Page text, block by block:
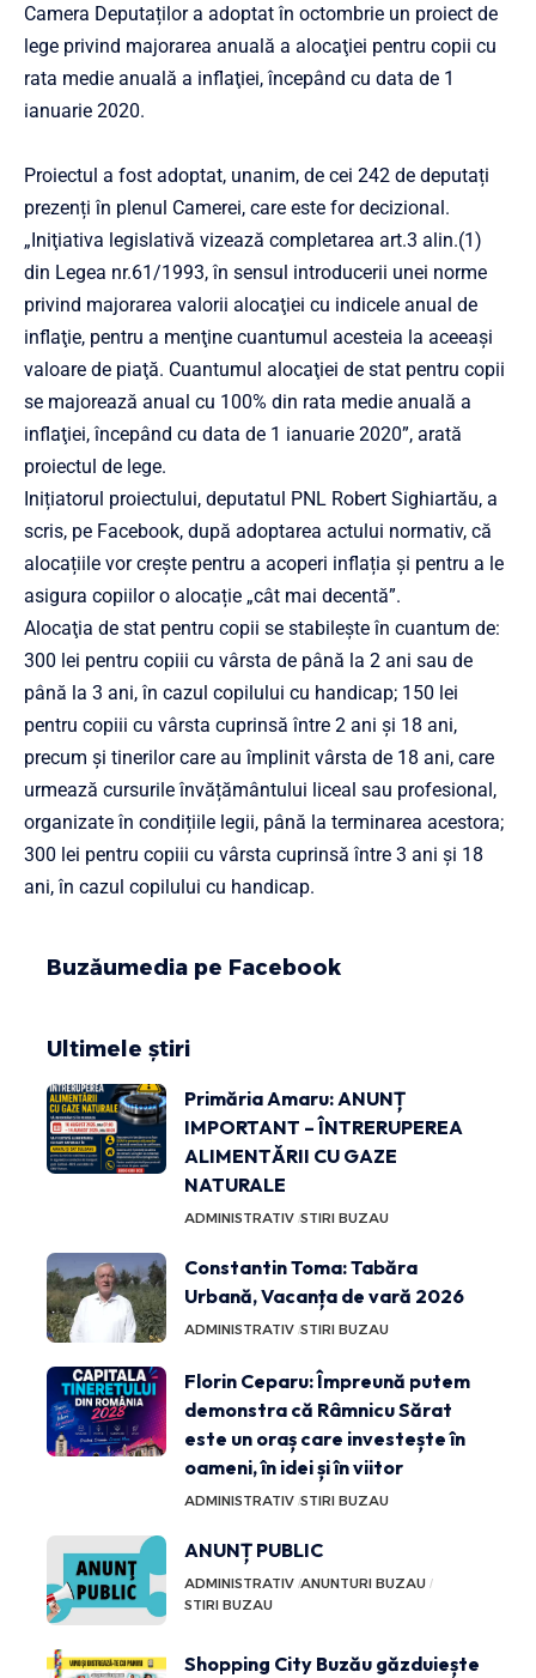
Camera Deputaților a adoptat în octombrie un proiect de
lege privind majorarea anuală a alocaţiei pentru copii cu
rata medie anuală a inflaţiei, începând cu data de 1
ianuarie 2020.
Proiectul a fost adoptat, unanim, de cei 242 de deputați
prezenți în plenul Camerei, care este for decizional.
„Iniţiativa legislativă vizează completarea art.3 alin.(1)
din Legea nr.61/1993, în sensul introducerii unei norme
privind majorarea valorii alocaţiei cu indicele anual de
inflaţie, pentru a menţine cuantumul acesteia la aceeaşi
valoare de piaţă. Cuantumul alocaţiei de stat pentru copii
se majorează anual cu 100% din rata medie anuală a
inflaţiei, începând cu data de 1 ianuarie 2020”, arată
proiectul de lege.
Inițiatorul proiectului, deputatul PNL Robert Sighiartău, a
scris, pe Facebook, după adoptarea actului normativ, că
alocațiile vor crește pentru a acoperi inflația și pentru a le
asigura copiilor o alocație „cât mai decentă”.
Alocaţia de stat pentru copii se stabileşte în cuantum de:
300 lei pentru copiii cu vârsta de până la 2 ani sau de
până la 3 ani, în cazul copilului cu handicap; 150 lei
pentru copiii cu vârsta cuprinsă între 2 ani şi 18 ani,
precum şi tinerilor care au împlinit vârsta de 18 ani, care
urmează cursurile învățământului liceal sau profesional,
organizate în condițiile legii, până la terminarea acestora;
300 lei pentru copiii cu vârsta cuprinsă între 3 ani şi 18
ani, în cazul copilului cu handicap.
Buzăumedia pe Facebook
Ultimele știri
Primăria Amaru: ANUNȚ
IMPORTANT – ÎNTRERUPEREA
ALIMENTĂRII CU GAZE
NATURALE
ADMINISTRATIV STIRI BUZAU
Constantin Toma: Tabăra
Urbană, Vacanța de vară 2026
ADMINISTRATIV STIRI BUZAU
Florin Ceparu: Împreună putem
demonstra că Râmnicu Sărat
este un oraș care investește în
oameni, în idei și în viitor
ADMINISTRATIV STIRI BUZAU
ANUNȚ PUBLIC
ADMINISTRATIV ANUNTURI BUZAU
STIRI BUZAU
Shopping City Buzău găzduiește